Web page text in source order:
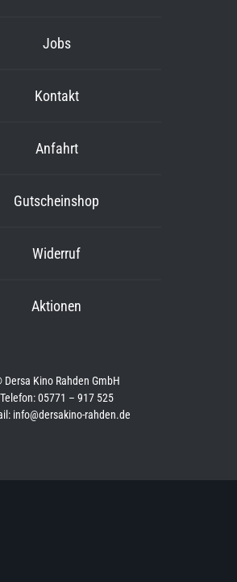
Jobs
Kontakt
Anfahrt
Gutscheinshop
Widerruf
Aktionen
Kino Rahden GmbH
Telefon: 05771 – 917 525
info@dersakino-rahden.de